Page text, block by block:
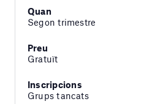
Quan
Segon trimestre
Preu
Gratuït
Inscripcions
Grups tancats